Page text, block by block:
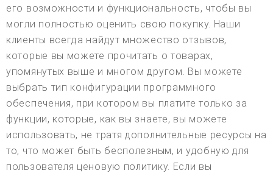
его возможности и функциональность, чтобы вы
могли полностью оценить свою покупку. Наши
клиенты всегда найдут множество отзывов,
которые вы можете прочитать о товарах,
упомянутых выше и многом другом. Вы можете
выбрать тип конфигурации программного
обеспечения, при котором вы платите только за
функции, которые, как вы знаете, вы можете
использовать, не тратя дополнительные ресурсы на
то, что может быть бесполезным, и удобную для
пользователя ценовую политику. Если вы